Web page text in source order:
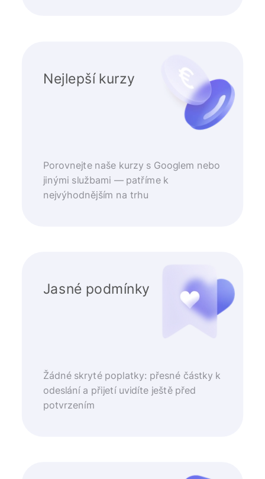
Nejlepší kurzy
Porovnejte naše kurzy s Googlem nebo
jinými službami — patříme k
nejvýhodnějším na trhu
Jasné podmínky
Žádné skryté poplatky: přesné částky k
odeslání a přijetí uvidíte ještě před
potvrzením